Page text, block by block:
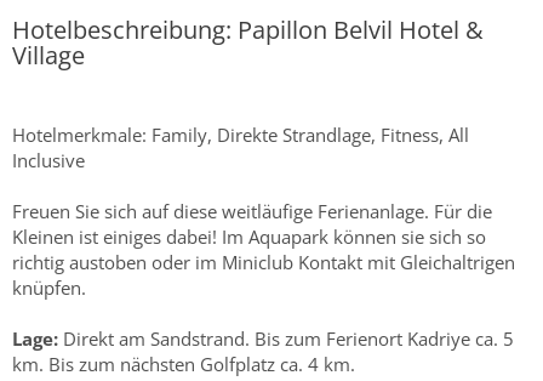
Hotelbeschreibung: Papillon Belvil Hotel &
Village
Hotelmerkmale: Family, Direkte Strandlage, Fitness, All
Inclusive
Freuen Sie sich auf diese weitläufige Ferienanlage. Für die
Kleinen ist einiges dabei! Im Aquapark können sie sich so
richtig austoben oder im Miniclub Kontakt mit Gleichaltrigen
knüpfen.
Lage: Direkt am Sandstrand. Bis zum Ferienort Kadriye ca. 5
km. Bis zum nächsten Golfplatz ca. 4 km.